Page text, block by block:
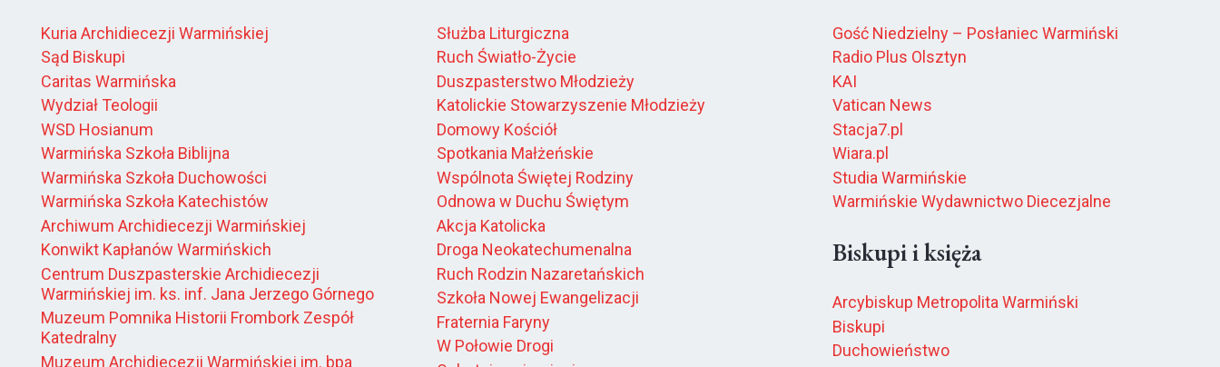
Kuria Archidiecezji Warmińskiej
Sąd Biskupi
Caritas Warmińska
Wydział Teologii
WSD Hosianum
Warmińska Szkoła Biblijna
Warmińska Szkoła Duchowości
Warmińska Szkoła Katechistów
Archiwum Archidiecezji Warmińskiej
Konwikt Kapłanów Warmińskich
Centrum Duszpasterskie Archidiecezji
Warmińskiej im. ks. inf. Jana Jerzego Górnego
Muzeum Pomnika Historii Frombork Zespół
Katedralny
Muzeum Archidiecezji Warmińskiej im. bpa
Służba Liturgiczna
Ruch Światło-Życie
Duszpasterstwo Młodzieży
Katolickie Stowarzyszenie Młodzieży
Domowy Kościół
Spotkania Małżeńskie
Wspólnota Świętej Rodziny
Odnowa w Duchu Świętym
Akcja Katolicka
Droga Neokatechumenalna
Ruch Rodzin Nazaretańskich
Szkoła Nowej Ewangelizacji
Fraternia Faryny
W Połowie Drogi
Gość Niedzielny – Posłaniec Warmiński
Radio Plus Olsztyn
KAI
Vatican News
Stacja7.pl
Wiara.pl
Studia Warmińskie
Warmińskie Wydawnictwo Diecezjalne
Biskupi i księża
Arcybiskup Metropolita Warmiński
Biskupi
Duchowieństwo